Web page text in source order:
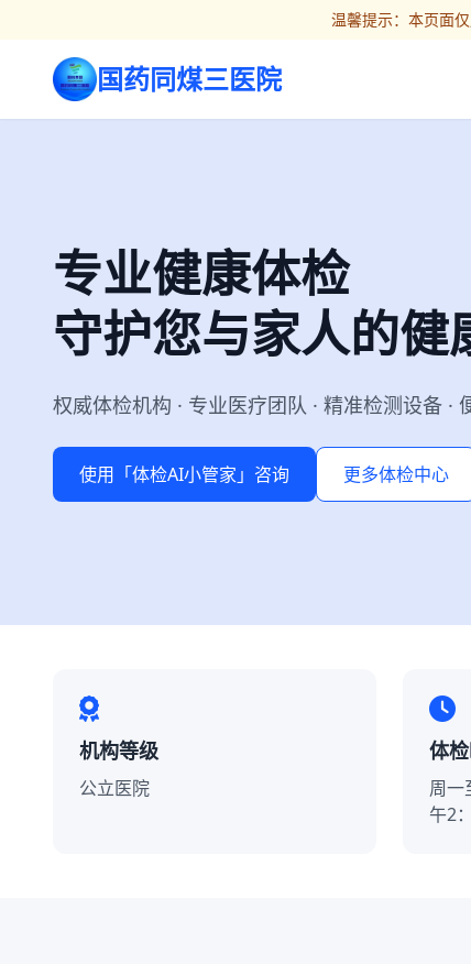
温馨提示：本页面
国药同煤三医院
专业健康体检
守护您与家人的健
权威体检机构 · 专业医疗团队 · 精准检测设备 ·
使用「体检AI小管家」咨询 更多体检中心
机构等级
公立医院
体
周一
午2